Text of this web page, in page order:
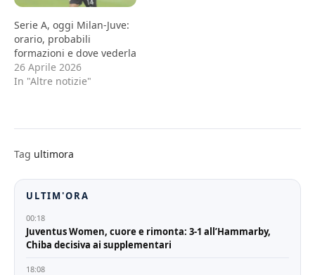
Serie A, oggi Milan-Juve:
orario, probabili
formazioni e dove vederla
26 Aprile 2026
In "Altre notizie"
Tag ultimora
ULTIM'ORA
00:18
Juventus Women, cuore e rimonta: 3-1 all’Hammarby,
Chiba decisiva ai supplementari
18:08